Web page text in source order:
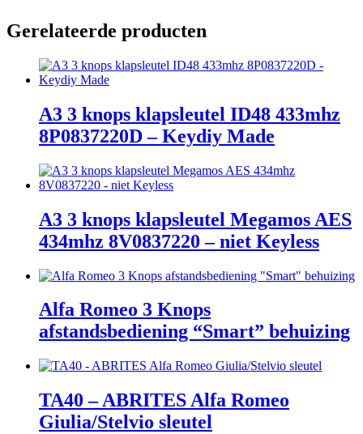
Gerelateerde producten
A3 3 knops klapsleutel ID48 433mhz
8P0837220D – Keydiy Made
A3 3 knops klapsleutel Megamos AES
434mhz 8V0837220 – niet Keyless
Alfa Romeo 3 Knops
afstandsbediening “Smart” behuizing
TA40 – ABRITES Alfa Romeo
Giulia/Stelvio sleutel